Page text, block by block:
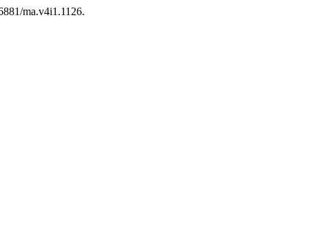
ma.v4i1.1126.